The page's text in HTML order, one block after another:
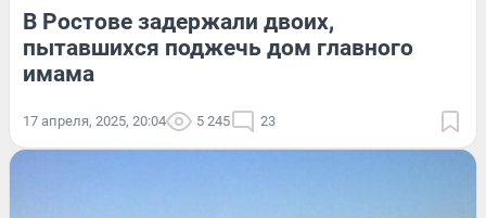
В Ростове задержали двоих,
пытавшихся поджечь дом главного
имама
17 апреля, 2025, 20:04 5 245 23